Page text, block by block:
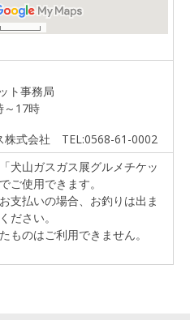
ト事務局
17時
株式会社 TEL:0568-61-0002
犬山ガスガス展グルメチケッ
ご使用できます。
支払いの場合、お釣りは出ま
ださい。
ものはご利用できません。